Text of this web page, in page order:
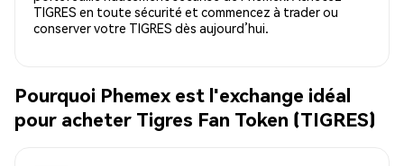
TIGRES en toute sécurité et commencez à trader ou
conserver votre TIGRES dès aujourd’hui.
Pourquoi Phemex est l'exchange idéal
pour acheter Tigres Fan Token (TIGRES)